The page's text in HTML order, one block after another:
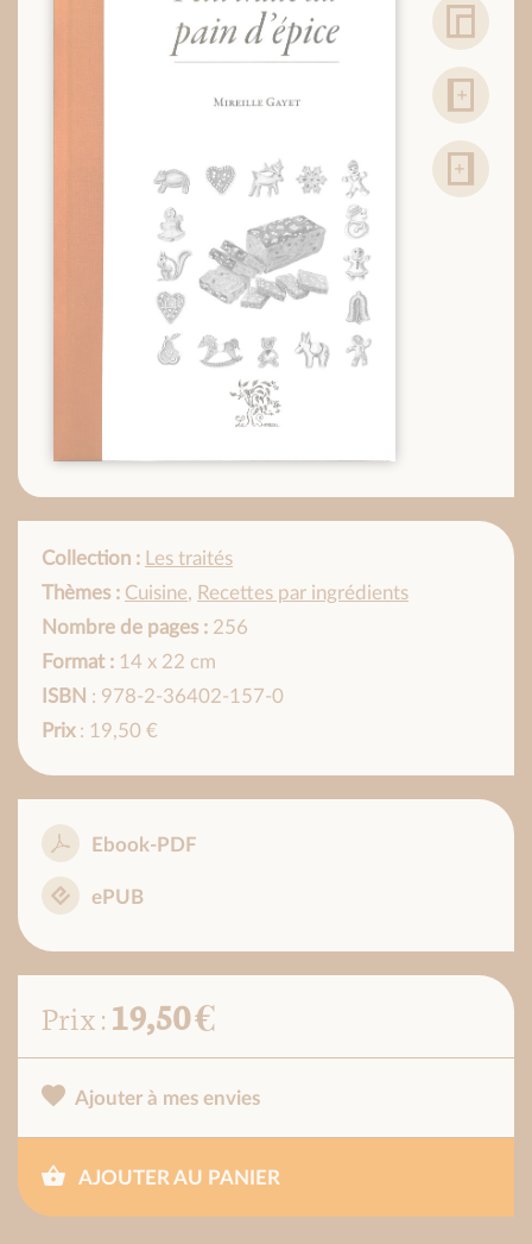
Collection : Les traités
Thèmes : Cuisine, Recettes par ingrédients
Nombre de pages : 256
Format : 14 x 22 cm
ISBN : 978-2-36402-157-0
Prix: 19,50 €
Ebook-PDF
ePUB
Prix :19,50 €
Ajouter à mes envies
AJOUTER AU PANIER